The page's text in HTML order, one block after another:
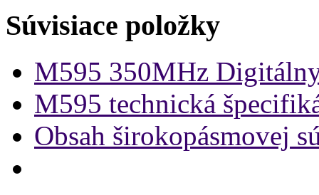
Súvisiace položky
M595 350MHz
M595 technická
Obsah širokopásmovej